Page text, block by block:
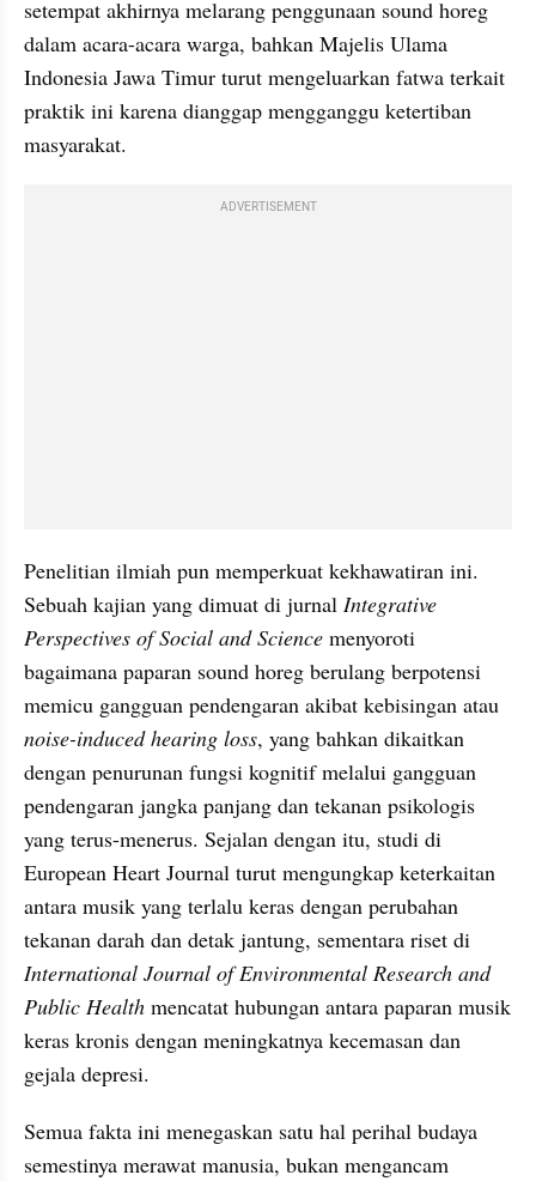
setempat akhirnya melarang penggunaan sound horeg
dalam acara-acara warga, bahkan Majelis Ulama
Indonesia Jawa Timur turut mengeluarkan fatwa terkait
praktik ini karena dianggap mengganggu ketertiban
masyarakat.
ADVERTISEMENT
Penelitian ilmiah pun memperkuat kekhawatiran ini.
Sebuah kajian yang dimuat di jurnal Integrative
Perspectives of Social and Science menyoroti
bagaimana paparan sound horeg berulang berpotensi
noise-induced hearing loss, yang bahkan dikaitkan
dengan penurunan fungsi kognitif melalui gangguan
pendengaran jangka panjang dan tekanan psikologis
yang terus-menerus. Sejalan dengan itu, studi di
European Heart Journal turut mengungkap keterkaitan
antara musik yang terlalu keras dengan perubahan
International Journal of Environmental Research and
Public Health mencatat hubungan antara paparan musik
keras kronis dengan meningkatnya kecemasan dan
gejala depresi.
Semua fakta ini menegaskan satu hal perihal budaya
semestinya merawat manusia, bukan mengancam